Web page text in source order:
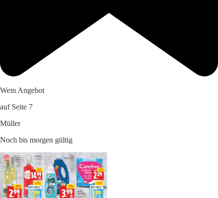
Wein Angebot
auf Seite 7
Müller
Noch bis morgen gültig